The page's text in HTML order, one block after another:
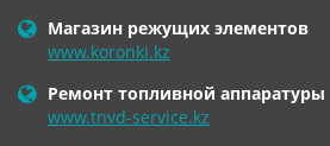
Магазин режущих элементов
www.koronki.kz
Ремонт топливной аппаратуры
www.tnvd-service.kz